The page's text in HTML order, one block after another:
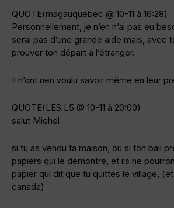
QUOTE(magauquebec @ 10-11 à 16:28)
Personnellement, je n’en n’ai pas eu
serai pas d’une grande aide mais, avec
prouver ton départ à l’étranger.
Il n’ont rien voulu savoir même en leur
QUOTE(LES L5 @ 10-11 à 20:00)
salut Michel
si tu as vendu ta maison, ou si ton bail
papiers qui le démontre, et ils ne
papier qui dit que tu quittes le village,
canada)